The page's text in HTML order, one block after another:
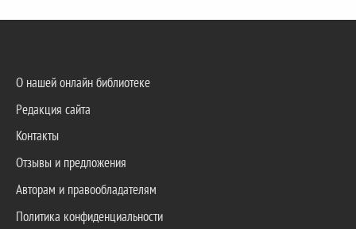
О нашей онлайн библиотеке
Редакция сайта
Контакты
Отзывы и предложения
Авторам и правообладателям
Политика конфиденциальности